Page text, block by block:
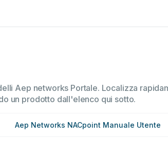
Aep networks Portale. Localizza
un prodotto dall'elenco qui sotto.
Aep Networks NACpoint Manuale Utente